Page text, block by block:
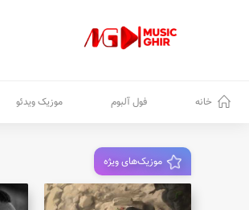
خانه فول آلبوم موزیک ویدئو
موزیک‌های ویژه